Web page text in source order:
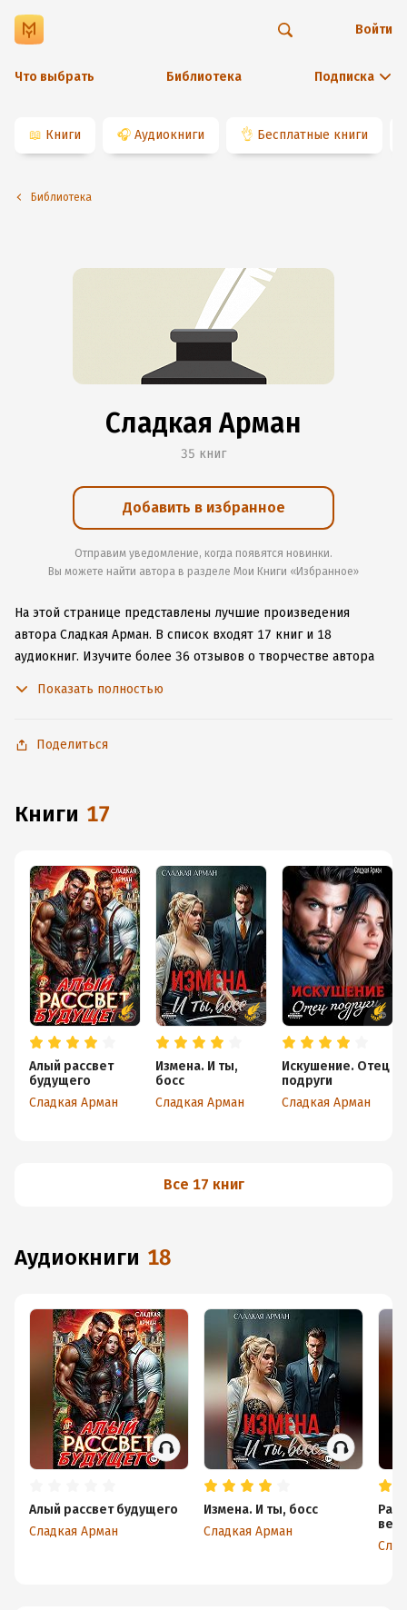
Что выбрать Библиотека Подписка
Войти
📖 Книги 🎧 Аудиокниги 👌 Бесплатные книги
Библиотека
Сладкая Арман
35 книг
Добавить в избранное
Отправим уведомление, когда появятся новинки.
Вы можете найти автора в разделе Мои Книги «Избранное»
На этой странице представлены лучшие произведения
автора Сладкая Арман. В список входят 17 книг и 18
аудиокниг. Изучите более 36 отзывов о творчестве автора
произведениями даже без подключения к интернету.
Показать полностью
Поделиться
книги 17
Алый рассвет
будущего
Сладкая Арман
Измена. И ты,
босс
Сладкая Арман
Искушение. Отец
подруги
Сладкая Арман
Все 17 книг
аудиокниги 18
Алый рассвет будущего
Сладкая Арман
Измена. И ты, босс
Сладкая Арман